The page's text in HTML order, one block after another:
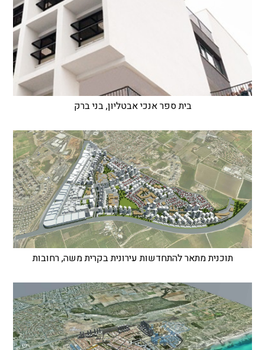
בית ספר אנכי אבטליון, בני ברק
תוכנית מתאר להתחדשות עירונית בקרית משה, רחובות